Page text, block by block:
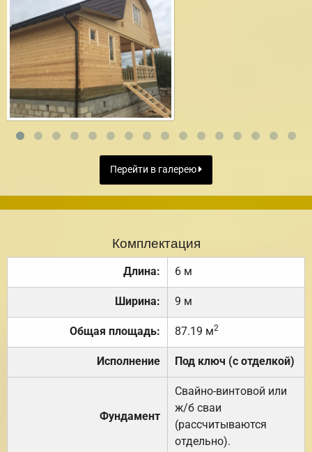
Перейти в галерею
Комплектация
Длина: 6 м
Ширина: 9 м
Общая площадь: 87.19 м2
Исполнение Под ключ (с отделкой)
Фундамент
Свайно-винтовой или
ж/б сваи
(рассчитываются
отдельно).